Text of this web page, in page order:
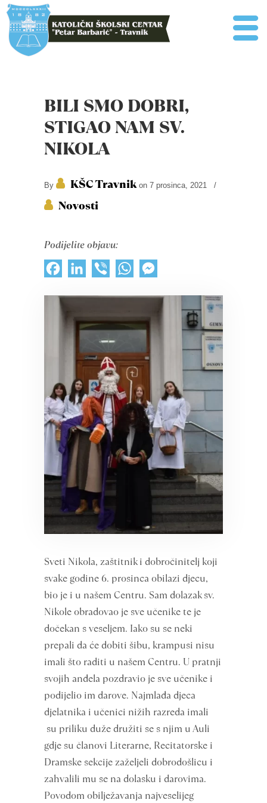
BILI SMO DOBRI,
STIGAO NAM SV.
NIKOLA
By KŠC Travnikon 7 prosinca, 2021 /
Novosti
Podijelite objavu:
FacebookLinkedInViber WhatsApp
Sveti Nikola, zaštitnik i dobročinitelj koji
svake godine 6. prosinca obilazi djecu,
bio je i u našem Centru. Sam dolazak sv.
Nikole obradovao je sve učenike te je
dočekan s veseljem. Iako su se neki
prepali da će dobiti šibu, krampusi nisu
imali što raditi u našem Centru. U pratnji
svojih anđela pozdravio je sve učenike i
podijelio im darove. Najmlađa djeca
djelatnika i učenici nižih razreda imali
su priliku duže družiti se s njim u Auli
gdje su članovi Literarne, Recitatorske i
Dramske sekcije zaželjeli dobrodošlicu i
zahvalili mu se na dolasku i darovima.
Povodom obilježavanja najveselijeg